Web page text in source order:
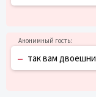
– так вам